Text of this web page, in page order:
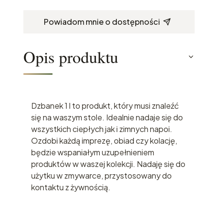
Powiadom mnie o dostępności
Opis produktu
Dzbanek 1 l to produkt, który musi znaleźć
się na waszym stole. Idealnie nadaje się do
wszystkich ciepłych jak i zimnych napoi.
Ozdobi każdą imprezę, obiad czy kolację,
będzie wspaniałym uzupełnieniem
produktów w waszej kolekcji. Nadaję się do
użytku w zmywarce, przystosowany do
kontaktu z żywnością.